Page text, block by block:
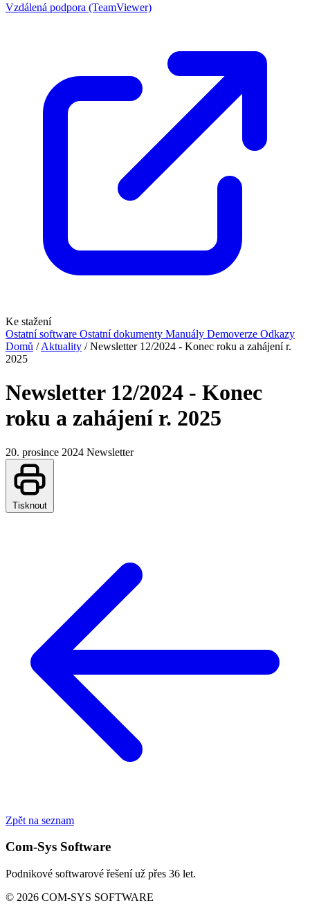
Vzdálená podpora (TeamViewer)
Ke stažení
Ostatní software Ostatní dokumenty Manuály Demoverze Odkazy
Domů / Aktuality / Newsletter 12/2024 - Konec roku a zahájení r.
2025
Newsletter 12/2024 - Konec
roku a zahájení r. 2025
20. prosince 2024 Newsletter
Tisknout
Zpět na seznam
Com-Sys Software
Podnikové softwarové řešení už přes 36 let.
© 2026 COM-SYS SOFTWARE